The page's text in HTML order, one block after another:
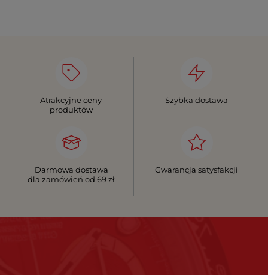
Atrakcyjne ceny
produktów
Szybka dostawa
Darmowa dostawa
dla zamówień od 69 zł
Gwarancja satysfakcji